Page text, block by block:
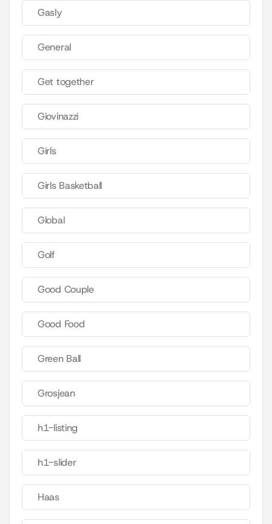
Gasly
General
Get together
Giovinazzi
Girls
Girls Basketball
Global
Golf
Good Couple
Good Food
Green Ball
Grosjean
h1-listing
h1-slider
Haas